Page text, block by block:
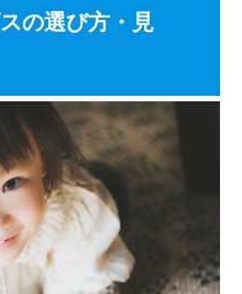
の選び方・見